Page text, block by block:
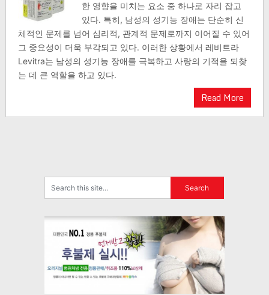
한 영향을 미치는 요소 중 하나로 자리 잡고
있다. 특히, 남성의 성기능 장애는 단순히 신
체적인 문제를 넘어 심리적, 관계적 문제로까지 이어질 수 있어
그 중요성이 더욱 부각되고 있다. 이러한 상황에서 레비트라
Levitra는 남성의 성기능 장애를 극복하고 사랑의 기적을 되찾
는 데 큰 역할을 하고 있다.
Read More